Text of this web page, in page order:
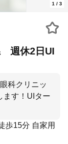
1 / 3
週休2日UI
科クリニッ
ます！UIター
歩15分 自家用